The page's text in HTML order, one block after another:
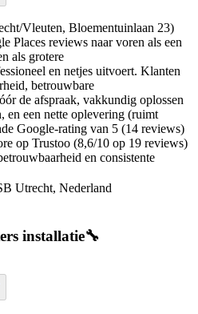
Vleuten, Bloementuinlaan 23)
Places reviews naar voren als een
als grotere
en netjes uitvoert. Klanten
betrouwbare
de afspraak, vakkundig oplossen
en een nette oplevering (ruimt
Google-rating van 5 (14 reviews)
op Trustoo (8,6/10 op 19 reviews)
en consistente
Utrecht, Nederland
installatie🔧